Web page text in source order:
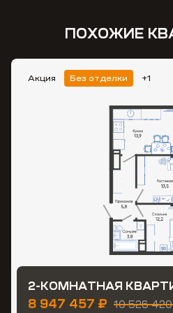
ПОХОЖИЕ
Акция Без отделки +1
2-КОМНАТНАЯ
8 947 457 ₽ 10 526